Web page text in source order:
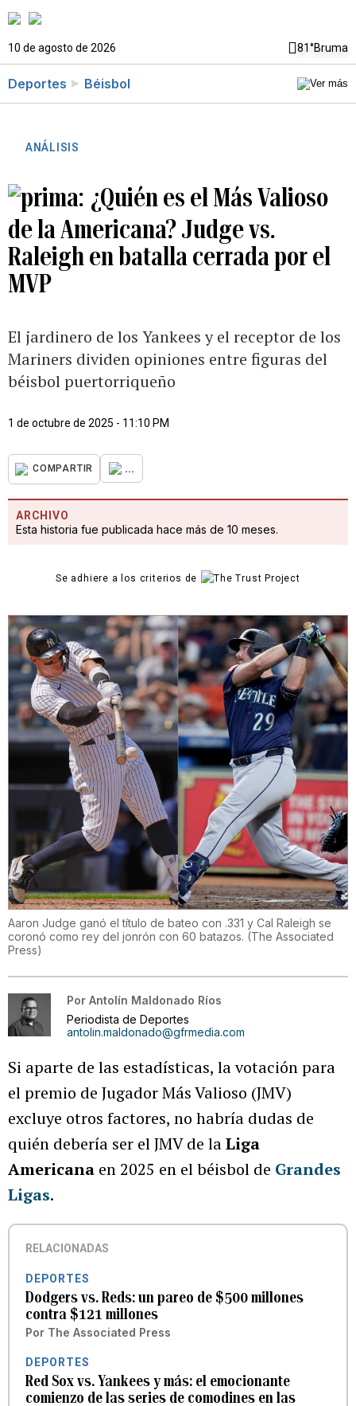
10 de agosto de 2026 81°Bruma
Deportes Béisbol
ANÁLISIS
¿Quién es el Más Valioso
de la Americana? Judge vs.
Raleigh en batalla cerrada por el
MVP
El jardinero de los Yankees y el receptor de los
Mariners dividen opiniones entre figuras del
béisbol puertorriqueño
1 de octubre de 2025 - 11:10 PM
COMPARTIR ...
ARCHIVO
Esta historia fue publicada hace más de 10 meses.
Se adhiere a los criterios de
Aaron Judge ganó el título de bateo con .331 y Cal Raleigh se
coronó como rey del jonrón con 60 batazos. (The Associated
Press)
Por Antolín Maldonado Ríos
Periodista de Deportes
antolin.maldonado@gfrmedia.com
Si aparte de las estadísticas, la votación para
el premio de Jugador Más Valioso (JMV)
excluye otros factores, no habría dudas de
quién debería ser el JMV de laLiga
Americana en 2025 en el béisbol de Grandes
Ligas.
RELACIONADAS
DEPORTES
Dodgers vs. Reds: un pareo de $500 millones
contra $121 millones
Por The Associated Press
DEPORTES
Red Sox vs. Yankees y más: el emocionante
comienzo de las series de comodines en las